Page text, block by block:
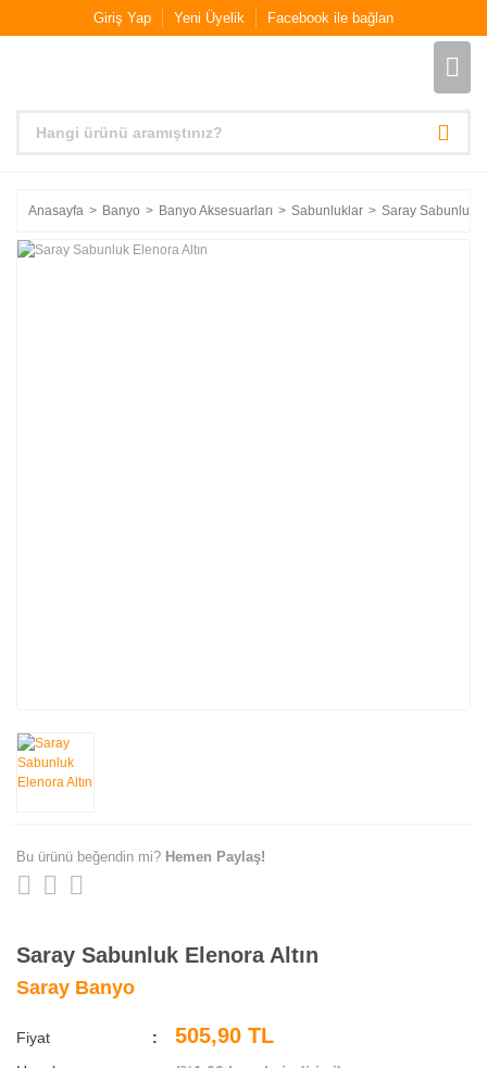
Giriş Yap Yeni Üyelik Facebook ile bağlan
Anasayfa Banyo Banyo Aksesuarları Sabunluklar Saray Sabunluk
Bu ürünü beğendin mi? Hemen Paylaş!
Saray Sabunluk Elenora Altın
Saray Banyo
Fiyat 505,90 TL